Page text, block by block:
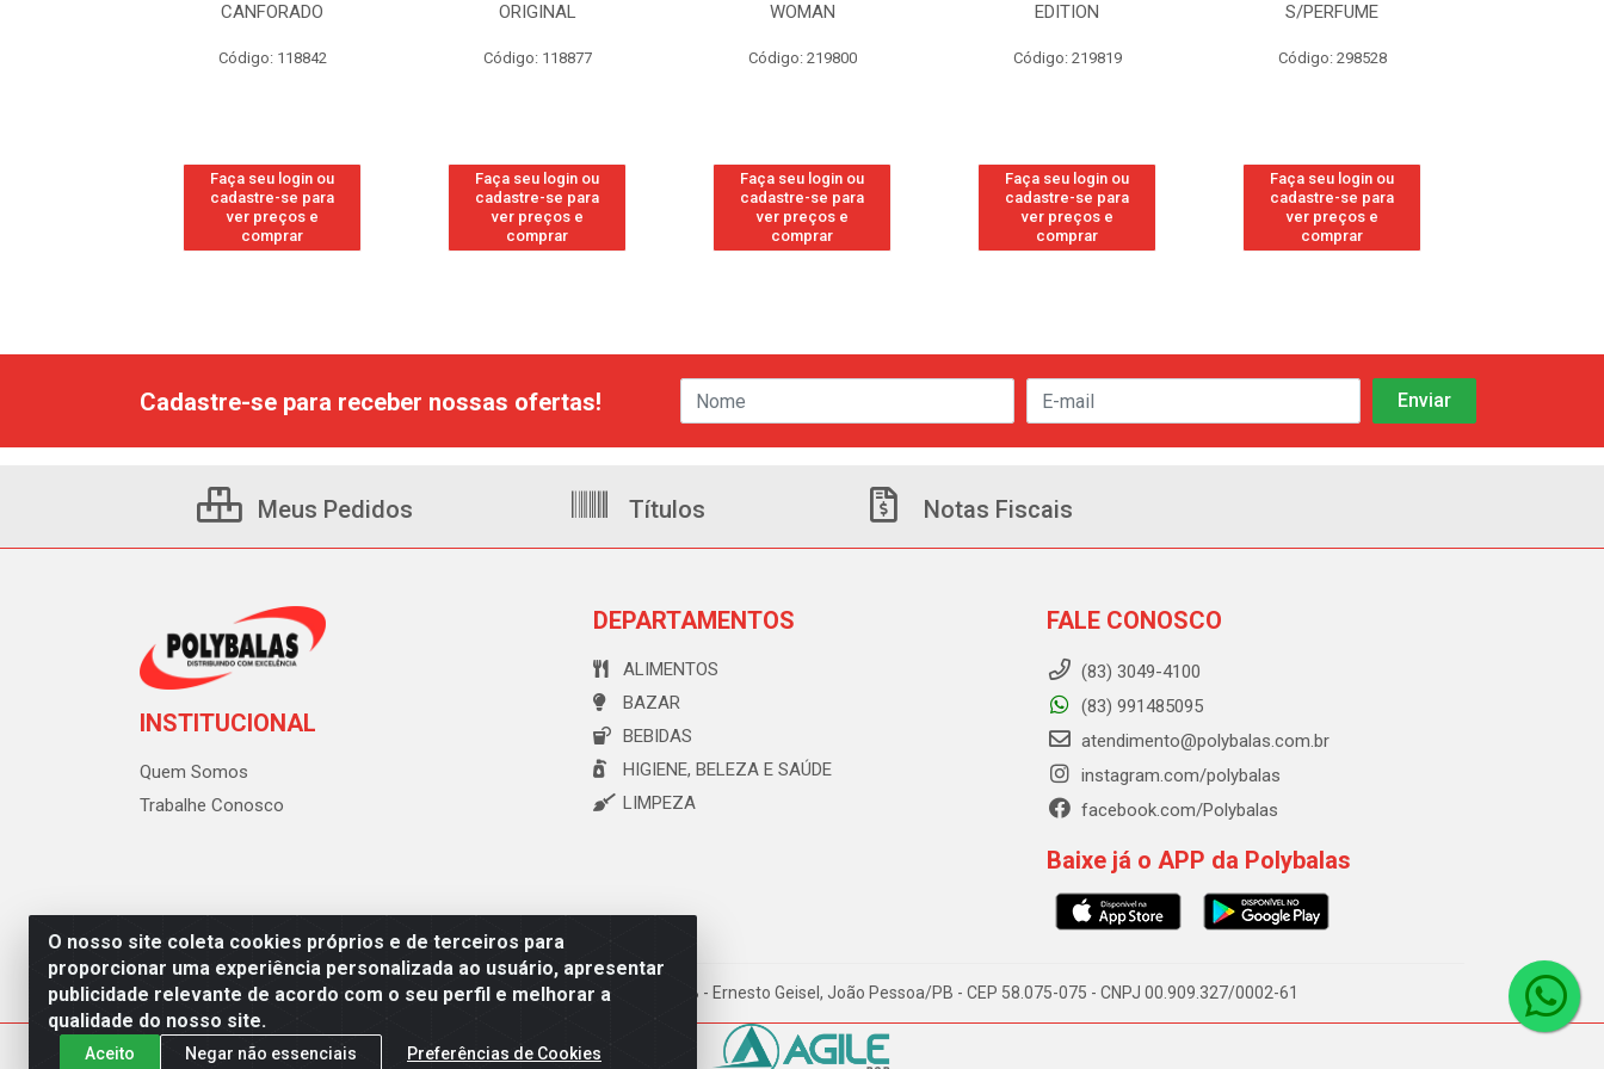
CANFORADO
Código: 118842
Faça seu login ou
cadastre-se para
ver preços e
comprar
ORIGINAL
Código: 118877
Faça seu login ou
cadastre-se para
ver preços e
comprar
WOMAN
Código: 219800
Faça seu login ou
cadastre-se para
ver preços e
comprar
EDITION
Código: 219819
Faça seu login ou
cadastre-se para
ver preços e
comprar
S/PERFUME
Código: 298528
Faça seu login ou
cadastre-se para
ver preços e
comprar
O nosso site coleta cookies próprios e de terceiros para
proporcionar uma experiência personalizada ao usuário, apresentar
publicidade relevante de acordo com o seu perfil e melhorar a
qualidade do nosso site.
Aceito Negar não essenciais Preferências de Cookies
Cadastre-se para receber nossas ofertas!
Meus Pedidos Títulos Notas Fiscais
INSTITUCIONAL
Quem Somos
Trabalhe Conosco
DEPARTAMENTOS
ALIMENTOS
BAZAR
BEBIDAS
HIGIENE, BELEZA E SAÚDE
LIMPEZA
FALE CONOSCO
(83) 3049-4100
(83) 991485095
atendimento@polybalas.com.br
instagram.com/polybalas
facebook.com/Polybalas
Baixe já o APP da Polybalas
Polybalas - Rua João Miguel de Souza, 173 Galpão B - Ernesto Geisel, João Pessoa/PB - CEP 58.075-075 - CNPJ 00.909.327/0002-61